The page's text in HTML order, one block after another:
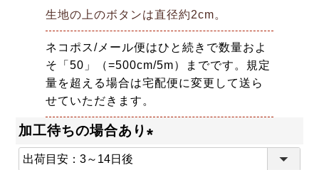
生地の上のボタンは直径約2cm。
ネコポス/メール便はひと続きで数量およ
そ「50」（=500cm/5m）までです。規定
量を超える場合は宅配便に変更して送ら
せていただきます。
加工待ちの場合あり